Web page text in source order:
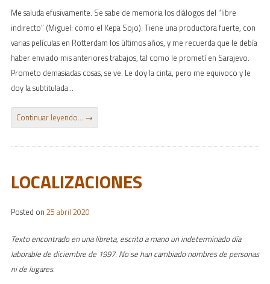
Me saluda efusivamente. Se sabe de memoria los diálogos del “libre
indirecto” (Miguel: como el Kepa Sojo). Tiene una productora fuerte, con
varias películas en Rotterdam los últimos años, y me recuerda que le debía
haber enviado mis anteriores trabajos, tal como le prometí en Sarajevo.
Prometo demasiadas cosas, se ve. Le doy la cinta, pero me equivoco y le
doy la subtitulada…
Continuar leyendo… →
LOCALIZACIONES
Posted on 25 abril 2020
Texto encontrado en una libreta, escrito a mano un indeterminado día
laborable de diciembre de 1997. No se han cambiado nombres de personas
ni de lugares.